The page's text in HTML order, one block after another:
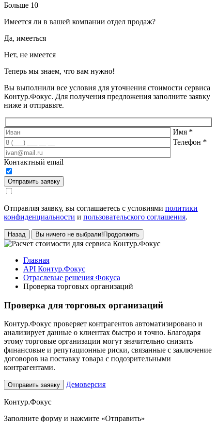
Больше 10
Имеется ли в вашей компании отдел продаж?
Да, имееться
Нет, не имеется
Теперь мы знаем, что вам нужно!
Вы выполнили все условия для уточнения стоимости сервиса
Контур.Фокус. Для получения предложения заполните заявку
ниже и отправьте.
Имя *
Телефон *
Контактный email
Отправить заявку
Отправляя заявку, вы соглашаетесь с условиями политики
конфиденциальности и пользовательского соглашения.
Назад Вы ничего не выбрали! Продолжить
Главная
API Контур.Фокус
Отраслевые решения Фокуса
Проверка торговых организаций
Проверка для торговых организаций
Контур.Фокус проверяет контрагентов автоматизировано и
анализирует данные о клиентах быстро и точно. Благодаря
этому торговые организации могут значительно снизить
финансовые и репутационные риски, связанные с заключение
договоров на поставку товара с подозрительными
контрагентами.
Отправить заявку Демоверсия
Контур.Фокус
Заполните форму и нажмите «Отправить»